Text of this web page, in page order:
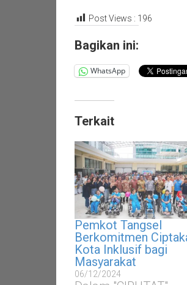
Post Views : 196
Bagikan ini:
WhatsApp
Terkait
Pemkot Tangsel
Berkomitmen
Kota Inklusif bagi
Masyarakat
06/12/2024